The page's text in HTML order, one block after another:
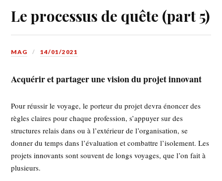
Le processus de quête (part 5)
MAG 14/01/2021
Acquérir et partager une vision du projet innovant
Pour réussir le voyage, le porteur du projet devra énoncer des
règles claires pour chaque profession, s’appuyer sur des
structures relais dans ou à l’extérieur de l’organisation, se
donner du temps dans l’évaluation et combattre l’isolement. Les
projets innovants sont souvent de longs voyages, que l’on fait à
plusieurs.